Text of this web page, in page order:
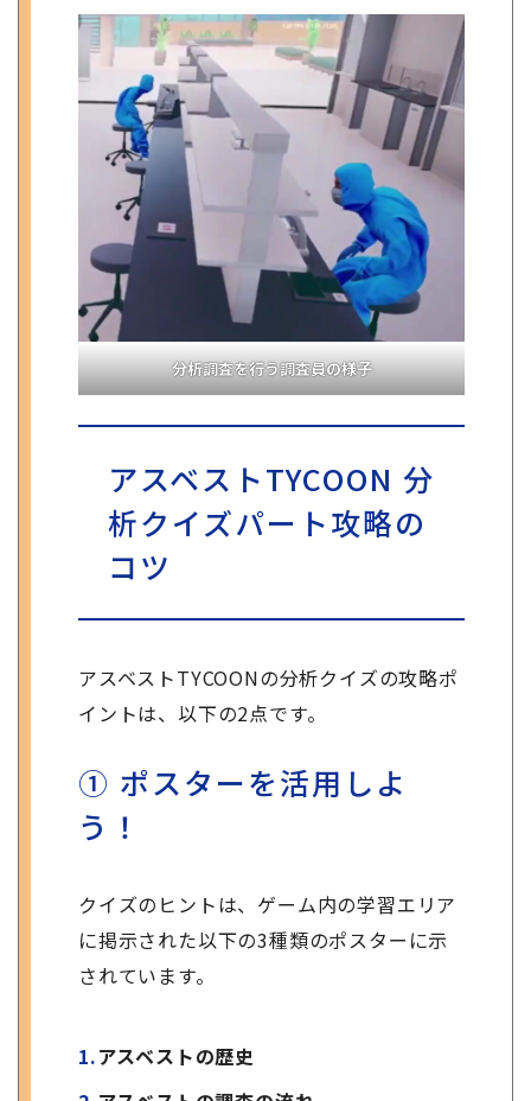
分析調査を行う調査員の様子
アスベストTYCOON 分
析クイズパート攻略の
コツ
アスベストTYCOONの分析クイズの攻略ポ
イントは、以下の2点です。
① ポスターを活用しよ
う！
クイズのヒントは、ゲーム内の学習エリア
に掲示された以下の3種類のポスターに示
されています。
アスベストの歴史